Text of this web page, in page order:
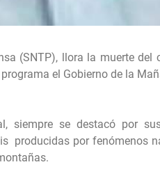
(SNTP), llora la muerte del
el Gobierno de la
siempre se destacó por
producidas por fenómenos